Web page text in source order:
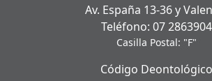
Av. España 13-36 y
Teléfono: 07 2863904
Casilla Postal: "F"
Código Deontológico